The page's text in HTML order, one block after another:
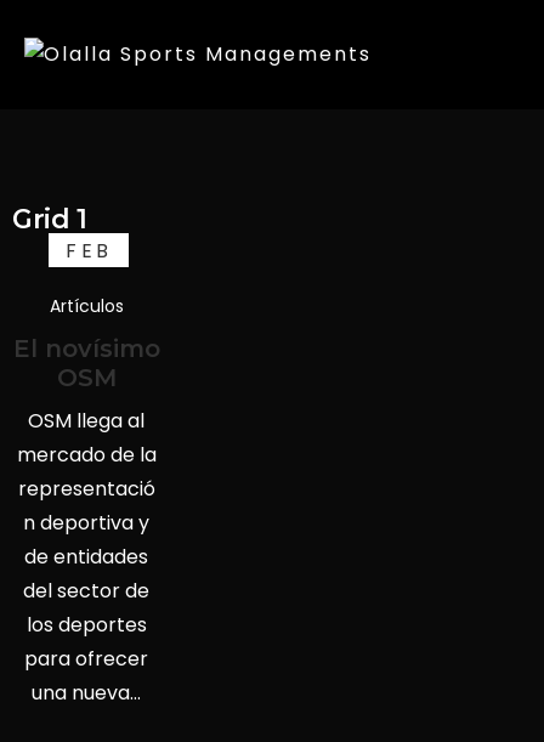
Grid 1
FEB
18
Artículos
El novísimo
OSM
OSM llega al
mercado de la
representació
n deportiva y
de entidades
del sector de
los deportes
para ofrecer
una nueva…